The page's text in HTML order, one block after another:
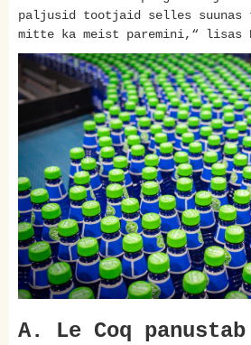
paljusid tootjaid selles suunas
mitte ka meist paremini,“ lisas
A. Le Coq panustab